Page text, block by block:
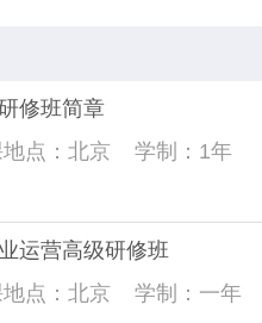
修班简章
点：北京
学制：1年
运营高级研修班
点：北京
学制：一年